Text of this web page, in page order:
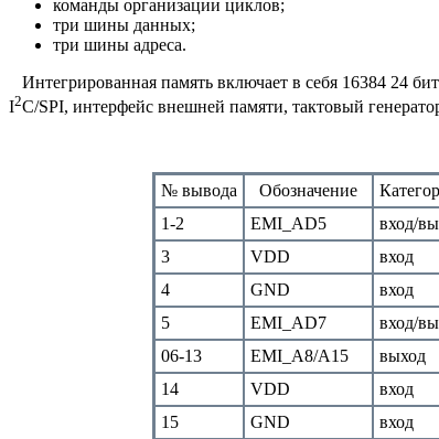
команды организации циклов;
три шины данных;
три шины адреса.
Интегрированная память включает в себя 16384 24
I2C/SPI, интерфейс внешней памяти, тактовый
№ вывода Обозначение
1-2
EMI_AD5 вход/
3
VDD вход
4
GND вход
5
EMI_AD7 вход/
06-13
EMI_A8/A15 выход
14
VDD вход
15
GND вход